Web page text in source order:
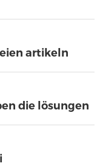
artikeln
die lösungen